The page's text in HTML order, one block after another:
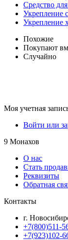
Средство
Укрепление
Укрепление
Похожие
Покупают
Случайно
Моя учетная
Войти или
9 Монахов
О нас
Стать
Реквизиты
Обратная
Контакты
г.
+7(800)511-
+7(923)102-